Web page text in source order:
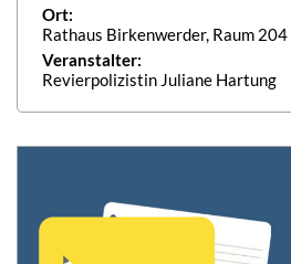
Ort:
Rathaus Birkenwerder, Raum 204
Veranstalter:
Revierpolizistin Juliane Hartung